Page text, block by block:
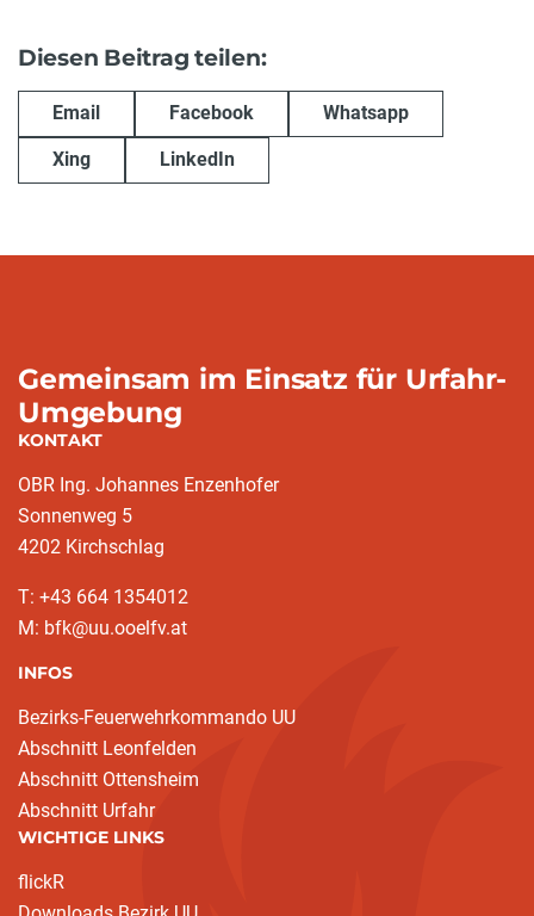
Diesen Beitrag teilen:
Email Facebook Whatsapp
Xing LinkedIn
Gemeinsam im Einsatz für Urfahr-
Umgebung
KONTAKT
OBR Ing. Johannes Enzenhofer
Sonnenweg 5
4202 Kirchschlag
T: +43 664 1354012
M: bfk@uu.ooelfv.at
INFOS
Bezirks-Feuerwehrkommando UU
Abschnitt Leonfelden
Abschnitt Ottensheim
Abschnitt Urfahr
WICHTIGE LINKS
flickR